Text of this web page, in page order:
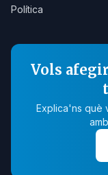
Política
Vols
Explica'ns què